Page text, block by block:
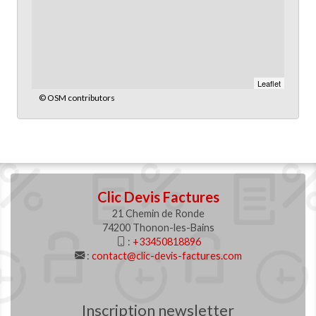
Leaflet
© OSM contributors
Clic Devis Factures
21 Chemin de Ronde
74200 Thonon-les-Bains
: +33450818896
: contact@clic-devis-factures.com
Inscription newsletter